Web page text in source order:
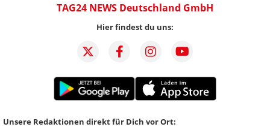
TAG24 NEWS Deutschland GmbH
Hier findest du uns:
Unsere Redaktionen direkt für Dich vor Ort: